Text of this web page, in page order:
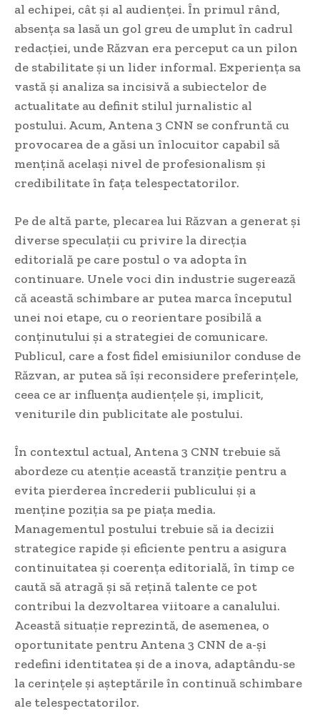
al echipei, cât și al audienței. În primul rând,
absența sa lasă un gol greu de umplut în cadrul
redacției, unde Răzvan era perceput ca un pilon
de stabilitate și un lider informal. Experiența sa
vastă și analiza sa incisivă a subiectelor de
actualitate au definit stilul jurnalistic al
postului. Acum, Antena 3 CNN se confruntă cu
provocarea de a găsi un înlocuitor capabil să
mențină același nivel de profesionalism și
credibilitate în fața telespectatorilor.
Pe de altă parte, plecarea lui Răzvan a generat și
diverse speculații cu privire la direcția
editorială pe care postul o va adopta în
continuare. Unele voci din industrie sugerează
că această schimbare ar putea marca începutul
unei noi etape, cu o reorientare posibilă a
conținutului și a strategiei de comunicare.
Publicul, care a fost fidel emisiunilor conduse de
Răzvan, ar putea să își reconsidere preferințele,
ceea ce ar influența audiențele și, implicit,
veniturile din publicitate ale postului.
În contextul actual, Antena 3 CNN trebuie să
abordeze cu atenție această tranziție pentru a
evita pierderea încrederii publicului și a
menține poziția sa pe piața media.
Managementul postului trebuie să ia decizii
strategice rapide și eficiente pentru a asigura
continuitatea și coerența editorială, în timp ce
caută să atragă și să rețină talente ce pot
contribui la dezvoltarea viitoare a canalului.
Această situație reprezintă, de asemenea, o
oportunitate pentru Antena 3 CNN de a-și
redefini identitatea și de a inova, adaptându-se
la cerințele și așteptările în continuă schimbare
ale telespectatorilor.